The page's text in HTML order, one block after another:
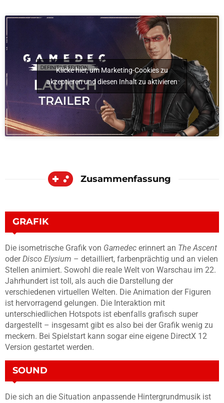
Klicke hier, um Marketing-Cookies zu
akzeptieren und diesen Inhalt zu aktivieren
Zusammenfassung
GRAFIK
Die isometrische Grafik von Gamedec erinnert an The Ascent
oderDisco Elysium – detailliert, farbenprächtig und an vielen
Stellen animiert. Sowohl die reale Welt von Warschau im 22.
Jahrhundert ist toll, als auch die Darstellung der
verschiedenen virtuellen Welten. Die Animation der Figuren
ist hervorragend gelungen. Die Interaktion mit
unterschiedlichen Hotspots ist ebenfalls grafisch super
dargestellt – insgesamt gibt es also bei der Grafik wenig zu
meckern. Bei Spielstart kann sogar eine eigene DirectX 12
Version gestartet werden.
SOUND
Die sich an die Situation anpassende Hintergrundmusik ist